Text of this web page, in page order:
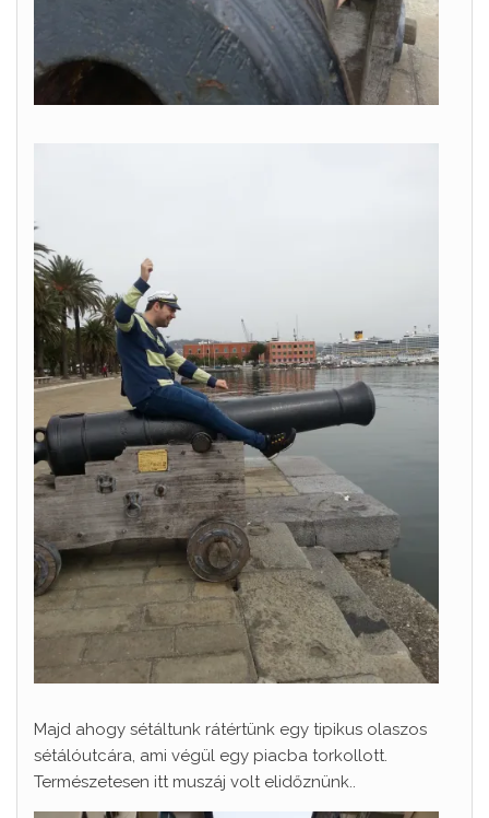
Majd ahogy sétáltunk rátértünk egy tipikus olaszos
sétálóutcára, ami végül egy piacba torkollott.
Természetesen itt muszáj volt elidőznünk..